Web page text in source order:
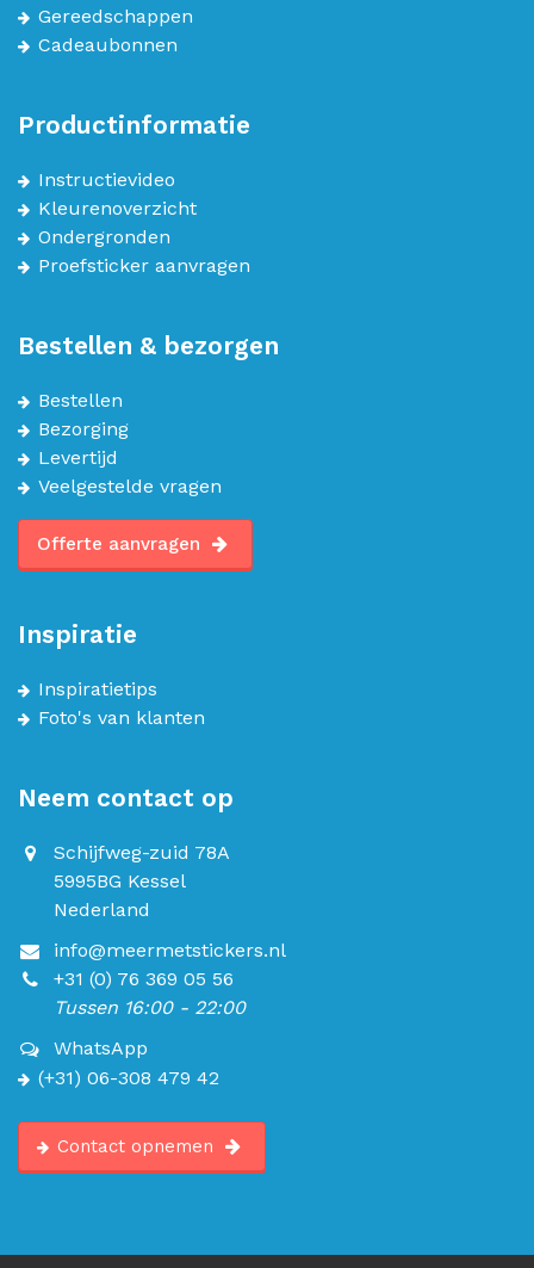
Gereedschappen
Cadeaubonnen
Productinformatie
Instructievideo
Kleurenoverzicht
Ondergronden
Proefsticker aanvragen
Bestellen & bezorgen
Bestellen
Bezorging
Levertijd
Veelgestelde vragen
Offerte aanvragen
Inspiratie
Inspiratietips
Foto's van klanten
Neem contact op
Schijfweg-zuid 78A
5995BG Kessel
Nederland
info@meermetstickers.nl
+31 (0) 76 369 05 56
Tussen 16:00 - 22:00
WhatsApp
(+31) 06-308 479 42
Contact opnemen